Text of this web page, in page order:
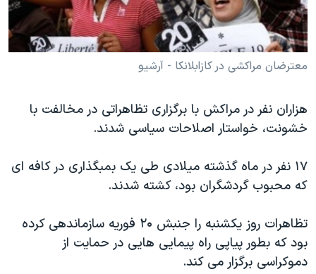
فرهنگ و زندگی
حقوق شهروندی
اقتصادی
اسرائیل در جنگ
آرشیو پخش زنده
مستندها
انتخابات ریاست جمهوری آمریکا ۲۰۲۴
حمله جمهوری اسلامی به اسرائیل
ورزش زنان در ایران
مجموعه مستندهای دادخواهی
تریبونال مردمی آبان ۹۸
دادگاه حمید نوری
چهل سال گروگان‌گیری
قانون شفافیت دارائی کادر رهبری ایران
دنبال کنید
زبانهای مختلف
معترضان مراکشی در کازابلانکا - آرشیو
هزاران نفر در مراکش با برگزاری تظاهراتی در مخالفت با
خشونت، خواستار اصلاحات سیاسی شدند.
۱۷ نفر در ماه گذشته میلادی طی یک بمبگذاری در کافه ای
که محبوب گردشگران بود، کشته شدند.
تظاهرات روز یکشنبه را جنبش ۲۰ فوریه سازماندهی کرده
بود که بطور پیاپی راه پیمایی هایی در حمایت از
دموکراسی برگزار می کند.